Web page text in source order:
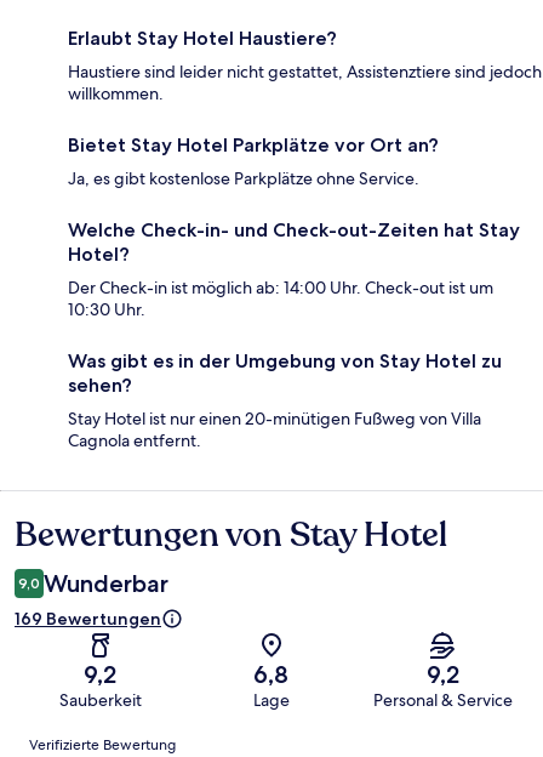
Erlaubt Stay Hotel Haustiere?
Haustiere sind leider nicht gestattet, Assistenztiere sind jedoch
willkommen.
Bietet Stay Hotel Parkplätze vor Ort an?
Ja, es gibt kostenlose Parkplätze ohne Service.
Welche Check-in- und Check-out-Zeiten hat Stay
Hotel?
Der Check-in ist möglich ab: 14:00 Uhr. Check-out ist um
10:30 Uhr.
Was gibt es in der Umgebung von Stay Hotel zu
sehen?
Stay Hotel ist nur einen 20-minütigen Fußweg von Villa
Cagnola entfernt.
Bewertungen
Bewertungen von Stay Hotel
9,0 Wunderbar
169 Bewertungen
9,2
Sauberkeit
6,8
Lage
9,2
Personal & Service
Bewertungen
Verifizierte Bewertung